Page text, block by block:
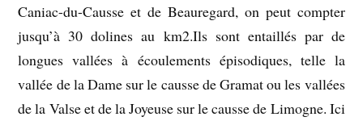
Caniac-du-Causse et de Beauregard, on peut compter
jusqu’à 30 dolines au km2.Ils sont entaillés par de
longues vallées à écoulements épisodiques, telle la
vallée de la Dame sur le causse de Gramat ou les vallées
de la Valse et de la Joyeuse sur le causse de Limogne. Ici